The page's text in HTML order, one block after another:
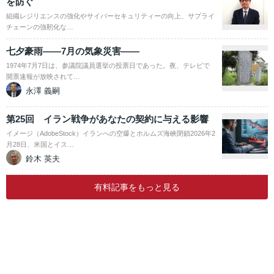
組織レジリエンスの強化やサイバーセキュリティーの向上、サプライ
チェーンの強靭化な…
七夕豪雨――7月の気象災害――
1974年7月7日は、参議院議員選挙の投票日であった。夜、テレビで
開票速報が放映されて…
永澤 義嗣
第25回 イラン戦争があなたの契約に与える影響
イメージ（AdobeStock）イランへの空爆とホルムズ海峡閉鎖2026年2
月28日、米国とイス…
鈴木 英夫
有料記事をもっと見る